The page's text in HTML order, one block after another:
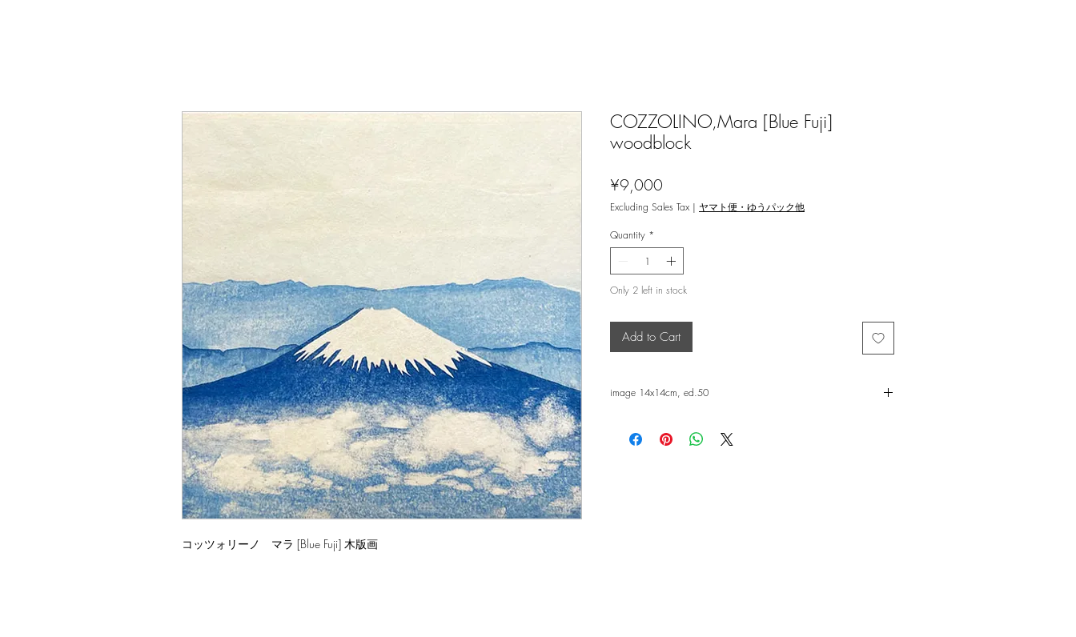
コッツォリーノ マラ [Blue Fuji] 木版画
COZZOLINO,Mara [Blue Fuji]
woodblock
¥9,000
Excluding Sales Tax | ヤマト便・ゆうパック他
Quantity *
Only 2 left in stock
Add to Cart
image 14x14cm, ed.50